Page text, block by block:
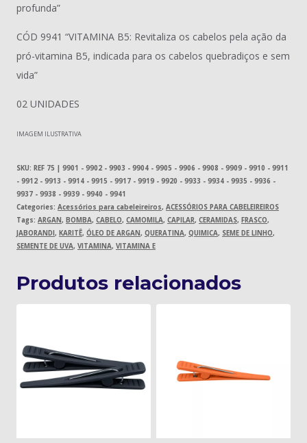
profunda”
CÓD 9941 “VITAMINA B5: Revitaliza os cabelos pela ação da
pró-vitamina B5, indicada para os cabelos quebradiços e sem
vida”
02 UNIDADES
IMAGEM ILUSTRATIVA
SKU: REF 75 | 9901 - 9902 - 9903 - 9904 - 9905 - 9906 - 9908 - 9909 - 9910 - 9911
- 9912 - 9913 - 9914 - 9915 - 9917 - 9919 - 9920 - 9933 - 9934 - 9935 - 9936 -
9937 - 9938 - 9939 - 9940 - 9941
Categories: Acessórios para cabeleireiros, ACESSÓRIOS PARA CABELEIREIROS
Tags: ARGAN, BOMBA, CABELO, CAMOMILA, CAPILAR, CERAMIDAS, FRASCO,
JABORANDI, KARITÊ, ÓLEO DE ARGAN, QUERATINA, QUIMICA, SEME DE LINHO,
SEMENTE DE UVA, VITAMINA, VITAMINA E
Produtos relacionados